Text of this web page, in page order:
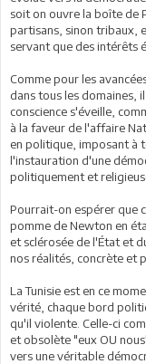
soit on ouvre la boîte de
partisans, sinon tribaux,
servant que des intérêts
Comme pour les
dans tous les domaines,
conscience s'éveille,
à la faveur de l'affaire
en politique, imposant à
l'instauration d'une
politiquement et
Pourrait-on espérer que
pomme de Newton en
et sclérosée de l'État et
nos réalités, concrète et
La Tunisie est en ce
vérité, chaque bord
qu'il violente. Celle-ci
et obsolète "eux OU
vers une véritable